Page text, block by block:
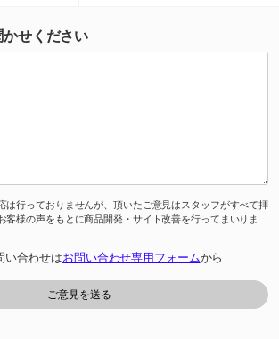
せください
は行っておりませんが、頂いたご意見はスタッフがすべて拝
客様の声をもとに商品開発・サイト改善を行ってまいりま
い合わせはお問い合わせ専用フォームから